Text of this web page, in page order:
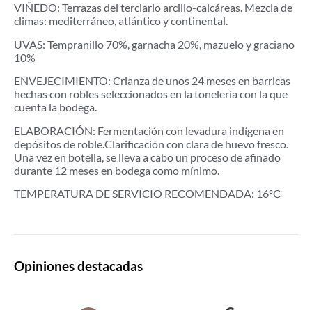
VIÑEDO: Terrazas del terciario arcillo-calcáreas. Mezcla de
climas: mediterráneo, atlántico y continental.
UVAS: Tempranillo 70%, garnacha 20%, mazuelo y graciano
10%
ENVEJECIMIENTO: Crianza de unos 24 meses en barricas
hechas con robles seleccionados en la tonelería con la que
cuenta la bodega.
ELABORACIÓN: Fermentación con levadura indígena en
depósitos de roble.Clarificación con clara de huevo fresco.
Una vez en botella, se lleva a cabo un proceso de afinado
durante 12 meses en bodega como mínimo.
TEMPERATURA DE SERVICIO RECOMENDADA: 16ºC
Opiniones destacadas